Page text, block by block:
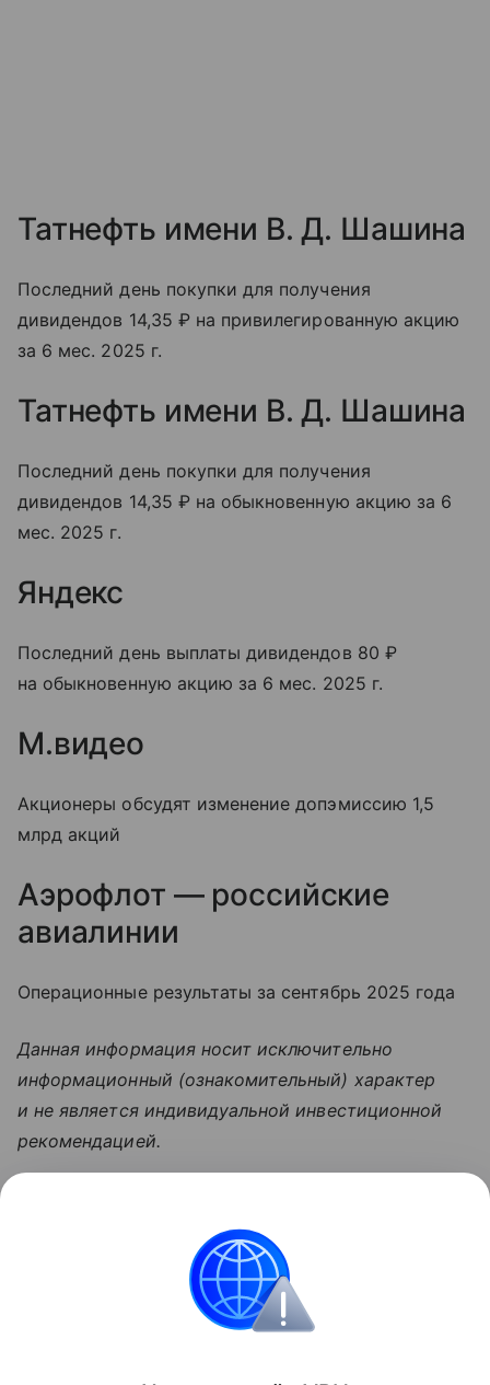
Татнефть имени В. Д. Шашина
Последний день покупки для получения
дивидендов 14,35 ₽ на привилегированную акцию
за 6 мес. 2025 г.
Татнефть имени В. Д. Шашина
Последний день покупки для получения
дивидендов 14,35 ₽ на обыкновенную акцию за 6
мес. 2025 г.
Яндекс
Последний день выплаты дивидендов 80 ₽
на обыкновенную акцию за 6 мес. 2025 г.
М.видео
Акционеры обсудят изменение допэмиссию 1,5
млрд акций
Аэрофлот — российские
авиалинии
Операционные результаты за сентябрь 2025 года
Данная информация носит исключительно
информационный (ознакомительный) характер
и не является индивидуальной инвестиционной
рекомендацией.
Инвестиции: как быстро и надежно
приумножить свои накопления
Просто и емко расскажем об инвестициях для
новичков и перечислим их основные ошибки.